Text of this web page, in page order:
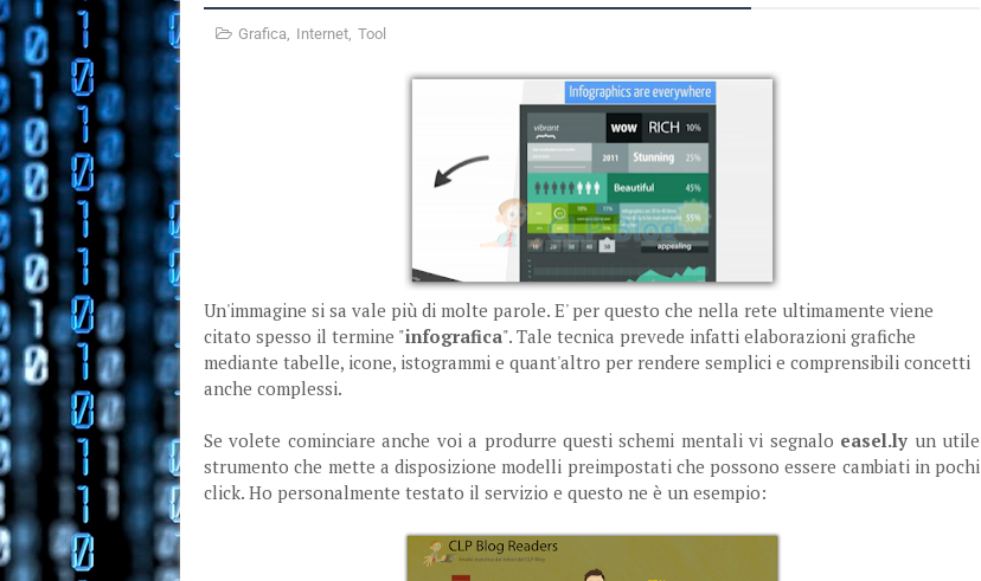
Grafica, Internet, Tool
Un'immagine si sa vale più di molte parole. E' per questo che nella rete ultimamente viene
citato spesso il termine "infografica". Tale tecnica prevede infatti elaborazioni grafiche
mediante tabelle, icone, istogrammi e quant'altro per rendere semplici e comprensibili concetti
anche complessi.
Se volete cominciare anche voi a produrre questi schemi mentali vi segnalo easel.ly un utile
strumento che mette a disposizione modelli preimpostati che possono essere cambiati in pochi
click. Ho personalmente testato il servizio e questo ne è un esempio: